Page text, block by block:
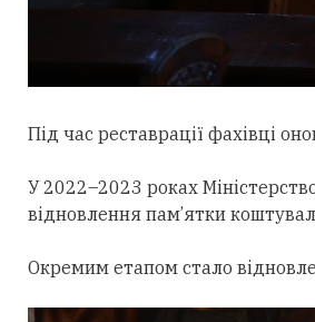
Під час реставрації фахівці
У 2022–2023 роках
відновлення пам’ятки
Окремим етапом стало